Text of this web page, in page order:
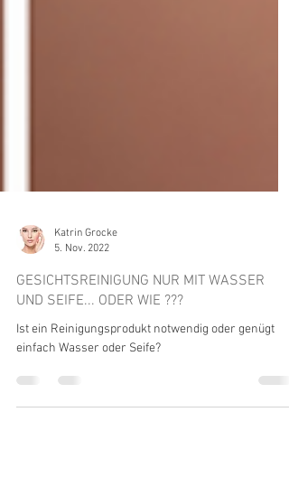
Katrin Grocke
5. Nov. 2022
GESICHTSREINIGUNG NUR MIT WASSER
UND SEIFE... ODER WIE ???
Ist ein Reinigungsprodukt notwendig oder genügt